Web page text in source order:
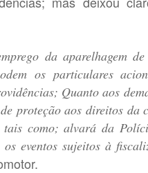
da aparelhagem
os particulares
Quanto aos
proteção aos direitos da
tais como; alvará da
eventos sujeitos à